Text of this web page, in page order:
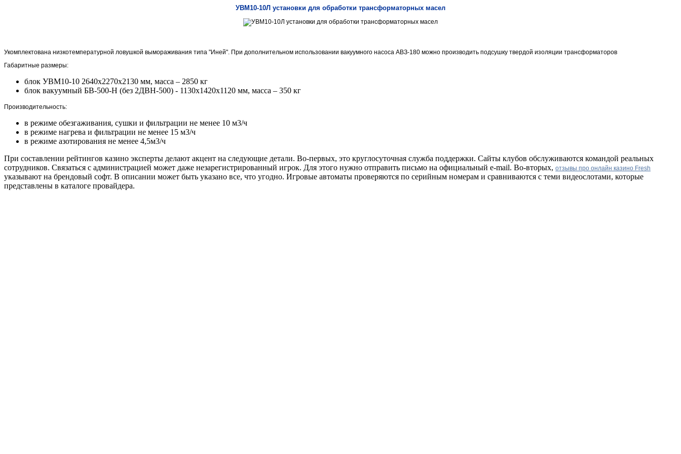
УВМ10-10Л установки для обработки трансформаторных масел
Укомплектована низкотемпературной ловушкой вымораживания типа "Иней". При дополнительном использовании вакуумного насоса АВЗ-180 можно производить подсушку твердой изоляции трансформаторов
Габаритные размеры:
блок УВМ10-10 2640х2270х2130 мм, масса – 2850 кг
блок вакуумный БВ-500-Н (без 2ДВН-500) - 1130х1420х1120 мм, масса – 350 кг
Производительность:
в режиме обезгаживания, сушки и фильтрации не менее 10 м3/ч
в режиме нагрева и фильтрации не менее 15 м3/ч
в режиме азотирования не менее 4,5м3/ч
При составлении рейтингов казино эксперты делают акцент на следующие детали. Во-первых, это круглосуточная служба поддержки. Сайты клубов обслуживаются командой реальных
сотрудников. Связаться с администрацией может даже незарегистрированный игрок. Для этого нужно отправить письмо на официальный e-mail. Во-вторых, отзывы про онлайн казино Fresh
указывают на брендовый софт. В описании может быть указано все, что угодно. Игровые автоматы проверяются по серийным номерам и сравниваются с теми видеослотами, которые
представлены в каталоге провайдера.